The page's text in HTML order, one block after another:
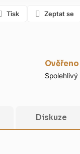
Tisk Zeptat se
Diskuze